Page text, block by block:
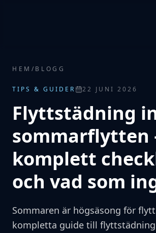
HEM / BLOGG
TIPS & GUIDER 22 JUNI 2026
Flyttstädning
sommarflytten
komplett
och vad som
Sommaren är högsäsong för
kompletta guide till